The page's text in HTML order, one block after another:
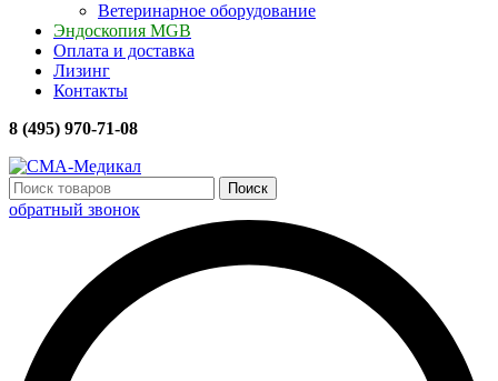
Ветеринарное оборудование
Эндоскопия MGB
Оплата и доставка
Лизинг
Контакты
8 (495) 970-71-08
Поиск
обратный звонок